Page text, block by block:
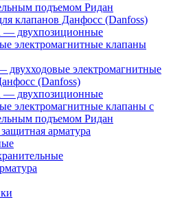
подъемом Ридан
клапанов Данфосс (Danfoss)
— двухпозиционные
электромагнитные клапаны
двухходовые электромагнитные
(Danfoss)
— двухпозиционные
электромагнитные клапаны с
подъемом Ридан
арматура